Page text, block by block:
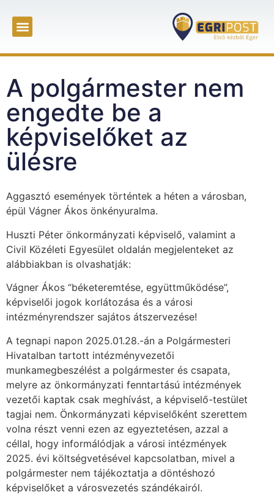
A polgármester nem
engedte be a
képviselőket az
ülésre
Aggasztó események történtek a héten a városban,
épül Vágner Ákos önkényuralma.
Huszti Péter önkormányzati képviselő, valamint a
Civil Közéleti Egyesület oldalán megjelenteket az
alábbiakban is olvashatják:
Vágner Ákos “béketeremtése, együttműködése”,
képviselői jogok korlátozása és a városi
intézményrendszer sajátos átszervezése!
A tegnapi napon 2025.01.28.-án a Polgármesteri
Hivatalban tartott intézményvezetői
munkamegbeszélést a polgármester és csapata,
melyre az önkormányzati fenntartású intézmények
vezetői kaptak csak meghívást, a képviselő-testület
tagjai nem. Önkormányzati képviselőként szerettem
volna részt venni ezen az egyeztetésen, azzal a
céllal, hogy informálódjak a városi intézmények
2025. évi költségvetésével kapcsolatban, mivel a
polgármester nem tájékoztatja a döntéshozó
képviselőket a városvezetés szándékairól.